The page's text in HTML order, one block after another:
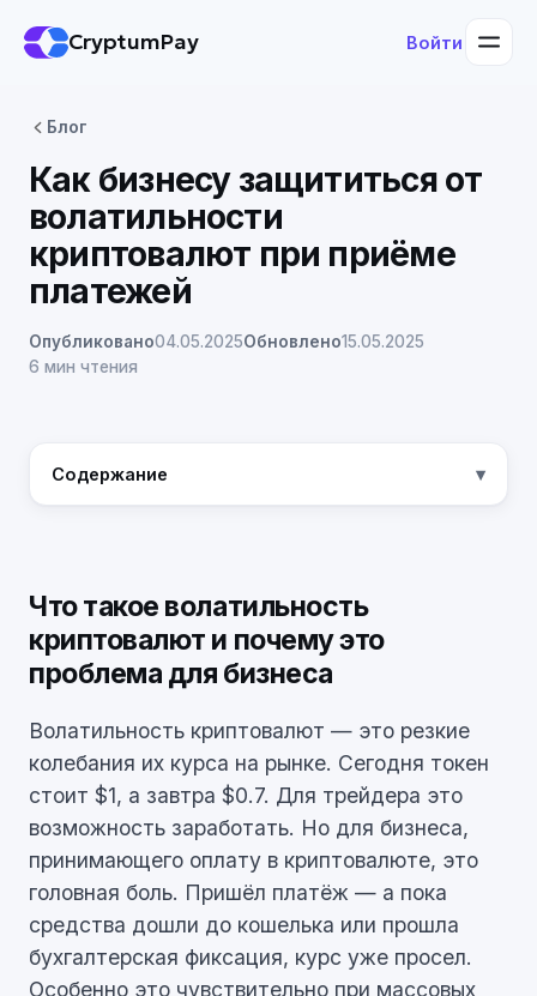
CryptumPay Войти
Блог
Как бизнесу защититься от
волатильности
криптовалют при приёме
платежей
Опубликовано04.05.2025Обновлено15.05.2025
6 мин чтения
Содержание
Что такое волатильность
криптовалют и почему это
проблема для бизнеса
Волатильность криптовалют — это резкие
колебания их курса на рынке. Сегодня токен
стоит $1, а завтра $0.7. Для трейдера это
возможность заработать. Но для бизнеса,
принимающего оплату в криптовалюте, это
головная боль. Пришёл платёж — а пока
средства дошли до кошелька или прошла
бухгалтерская фиксация, курс уже просел.
Особенно это чувствительно при массовых